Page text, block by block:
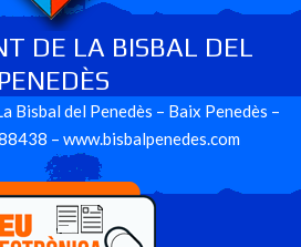
DE LA BISBAL DEL
PENEDÈS
Bisbal del Penedès – Baix Penedès –
– www.bisbalpenedes.com